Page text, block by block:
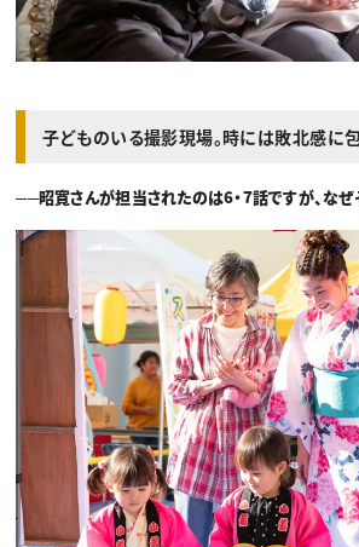
子どものいる撮影現場。時には敗北感に
──昭寛さんが担当されたのは6・7話ですが、な